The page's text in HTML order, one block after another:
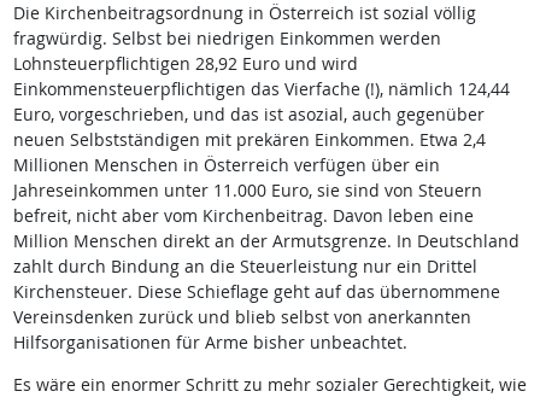
Die Kirchenbeitragsordnung in Österreich ist sozial völlig
fragwürdig. Selbst bei niedrigen Einkommen werden
Lohnsteuerpflichtigen 28,92 Euro und wird
Einkommensteuerpflichtigen das Vierfache (!), nämlich 124,44
Euro, vorgeschrieben, und das ist asozial, auch gegenüber
neuen Selbstständigen mit prekären Einkommen. Etwa 2,4
Millionen Menschen in Österreich verfügen über ein
Jahreseinkommen unter 11.000 Euro, sie sind von Steuern
befreit, nicht aber vom Kirchenbeitrag. Davon leben eine
Million Menschen direkt an der Armutsgrenze. In Deutschland
zahlt durch Bindung an die Steuerleistung nur ein Drittel
Kirchensteuer. Diese Schieflage geht auf das übernommene
Vereinsdenken zurück und blieb selbst von anerkannten
Hilfsorganisationen für Arme bisher unbeachtet.
Es wäre ein enormer Schritt zu mehr sozialer Gerechtigkeit, wie